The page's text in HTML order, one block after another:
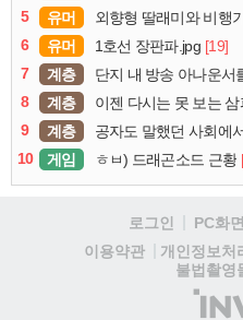
5
유머 외향형 딸래미와 비행
6
유머 1호선 장판파.jpg [19]
7
계층 단지 내 방송 아나운서를 바꾸고 나서
8
계층 이젠 다시는 못 보는 삼
9
계층 공자도 말했던 사회에
10
게임 ㅎㅂ) 드래곤소드 근황
로그인 PC화면
이용약관
개인정보처
불법촬영